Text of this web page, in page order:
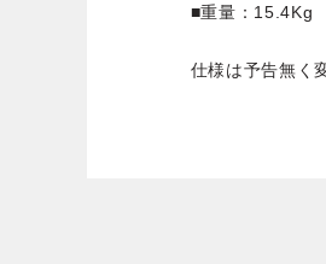
■重量：15.4Kg
仕様は予告無く